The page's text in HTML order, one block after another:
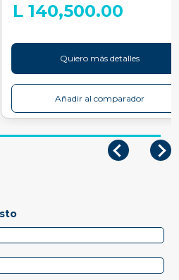
L 140,500.00
Quiero más detalles
Añadir al comparador